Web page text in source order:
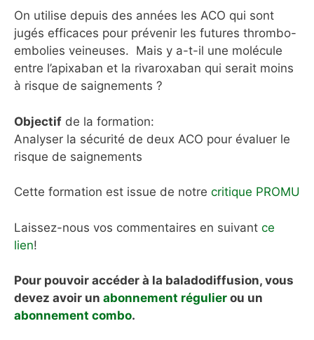
On utilise depuis des années les ACO qui sont
jugés efficaces pour prévenir les futures thrombo-
embolies veineuses. Mais y a-t-il une molécule
entre l’apixaban et la rivaroxaban qui serait moins
à risque de saignements ?
Objectif de la formation:
Analyser la sécurité de deux ACO pour évaluer le
risque de saignements
Cette formation est issue de notre critique PROMU
Laissez-nous vos commentaires en suivant ce
lien!
Pour pouvoir accéder à la baladodiffusion, vous
devez avoir un abonnement régulier ou un
abonnement combo.